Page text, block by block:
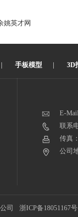
姚英才网
手板模型 3D
E-
联系
传真
公司
司 浙ICP备18051167